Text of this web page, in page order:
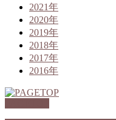
2021年
2020年
2019年
2018年
2017年
2016年